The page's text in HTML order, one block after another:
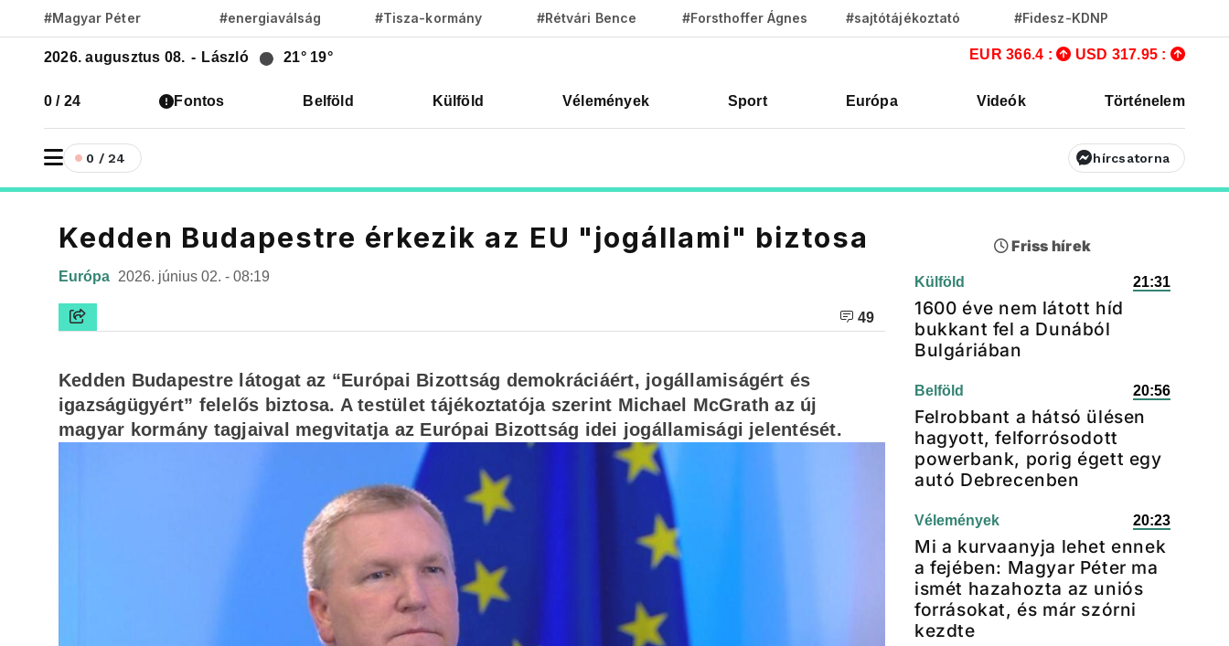
#Magyar Péter #energiaválság #Tisza-kormány #Rétvári Bence #Forsthoffer Ágnes #sajtótájékoztató #Fidesz-KDNP
2026. augusztus 08. - László 21° 19° EUR 366.4 : USD 317.95 :
0 / 24 Fontos Belföld Külföld Vélemények Sport Európa Videók Történelem
0 / 24 hírcsatorna
Kedden Budapestre érkezik az EU "jogállami" biztosa
Európa 2026. június 02. - 08:19
49
Kedden Budapestre látogat az “Európai Bizottság demokráciáért, jogállamiságért és
igazságügyért” felelős biztosa. A testület tájékoztatója szerint Michael McGrath az új
magyar kormány tagjaival megvitatja az Európai Bizottság idei jogállamisági jelentését.
Friss hírek
Külföld 21:31
1600 éve nem látott híd
bukkant fel a Dunából
Bulgáriában
Belföld 20:56
Felrobbant a hátsó ülésen
hagyott, felforrósodott
powerbank, porig égett egy
autó Debrecenben
Vélemények 20:23
Mi a kurvaanyja lehet ennek
a fejében: Magyar Péter ma
ismét hazahozta az uniós
forrásokat, és már szórni
kezdte